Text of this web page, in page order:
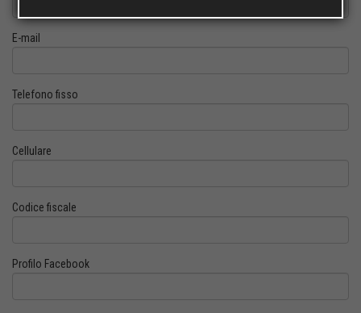
E-mail
Telefono fisso
Cellulare
Codice fiscale
Profilo Facebook